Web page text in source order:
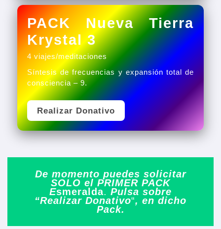
PACK Nueva Tierra
Krystal 3
4 viajes/meditaciones
Síntesis de frecuencias y expansión total de
consciencia – 9.
Realizar Donativo
De momento puedes solicitar
SOLO el PRIMER PACK
Esmeralda. Pulsa sobre
“Realizar Donativo“, en dicho
Pack.